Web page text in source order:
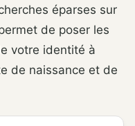
éparses sur
de poser les
votre identité à
de naissance et de